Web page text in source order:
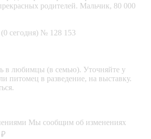
сегодня) № 128 153
в любимцы (в семью). Уточняйте у
питомец в разведение, на выставку.
Мы сообщим об изменениях
₽